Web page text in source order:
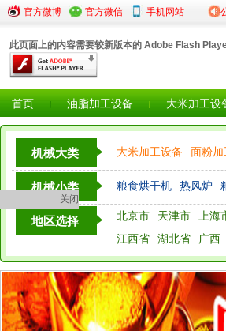
官方微博 官方微信 手机网站
年度粮食仓储设... ·陕西省粮食和物资储备局...
此页面上的内容需要较新版本的 Adobe Flash
首页 油脂加工设备 大米加工设
机械大类 大米加工设备 面粉
粮油检测仪器设备
机械小类 粮食烘干机 热风炉
液压翻版
地区选择 北京市 天津市 上海
江西省
湖北省 广西
关闭